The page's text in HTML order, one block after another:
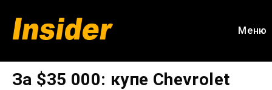
вмісту
Меню
За $35 000: купе Chevrolet